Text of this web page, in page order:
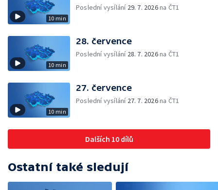
10 min
Poslední vysílání 29. 7. 2026na ČT1
10 min
28. července
Poslední vysílání 28. 7. 2026na ČT1
10 min
27. července
Poslední vysílání 27. 7. 2026na ČT1
Dalších 10 dílů
Ostatní také sledují